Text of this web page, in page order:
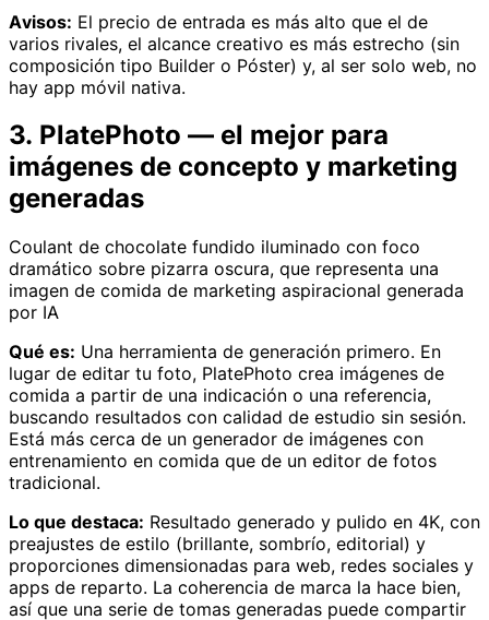
Avisos: El precio de entrada es más alto que el de
varios rivales, el alcance creativo es más estrecho (sin
composición tipo Builder o Póster) y, al ser solo web, no
hay app móvil nativa.
3. PlatePhoto — el mejor para
imágenes de concepto y marketing
generadas
Coulant de chocolate fundido iluminado con foco
dramático sobre pizarra oscura, que representa una
imagen de comida de marketing aspiracional generada
por IA
Qué es: Una herramienta de generación primero. En
lugar de editar tu foto, PlatePhoto crea imágenes de
comida a partir de una indicación o una referencia,
buscando resultados con calidad de estudio sin sesión.
Está más cerca de un generador de imágenes con
entrenamiento en comida que de un editor de fotos
tradicional.
Lo que destaca: Resultado generado y pulido en 4K, con
preajustes de estilo (brillante, sombrío, editorial) y
proporciones dimensionadas para web, redes sociales y
apps de reparto. La coherencia de marca la hace bien,
así que una serie de tomas generadas puede compartir